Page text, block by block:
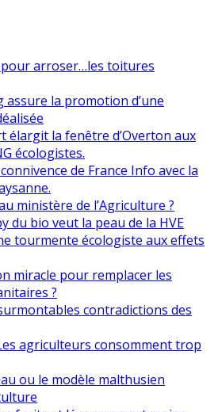
pour arroser…les toitures
assure la promotion d’une
élargit la fenêtre d’Overton aux
écologistes.
de France Info avec la
ministère de l’Agriculture ?
du bio veut la peau de la HVE
tourmente écologiste aux effets
miracle pour remplacer les
?
contradictions des
agriculteurs consomment trop
ou le modèle malthusien